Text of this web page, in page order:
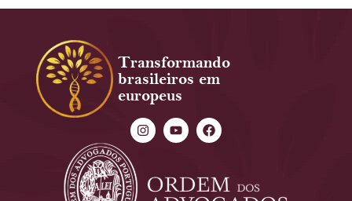
Transformando
brasileiros em
europeus